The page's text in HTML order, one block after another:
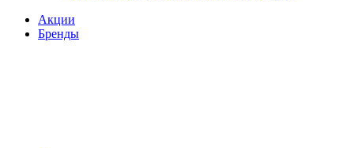
Акции
Бренды